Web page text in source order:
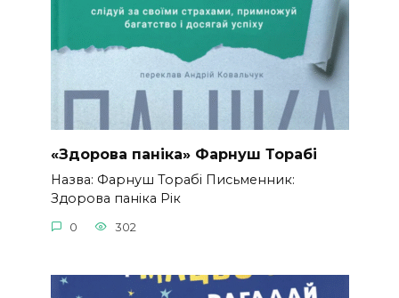
«Здорова паніка» Фарнуш Торабі
Назва: Фарнуш Торабі Письменник:
Здорова паніка Рік
0 302